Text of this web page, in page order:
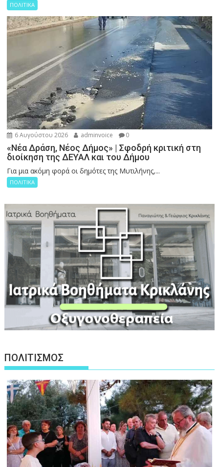
ΠΟΛΙΤΙΚΑ
6 Αυγούστου 2026 adminvoice 0
«Νέα Δράση, Νέος Δήμος» | Σφοδρή κριτική στη
διοίκηση της ΔΕΥΑΛ και του Δήμου
Για μια ακόμη φορά οι δημότες της Μυτιλήνης,...
ΠΟΛΙΤΙΚΑ
ΠΟΛΙΤΙΣΜΟΣ